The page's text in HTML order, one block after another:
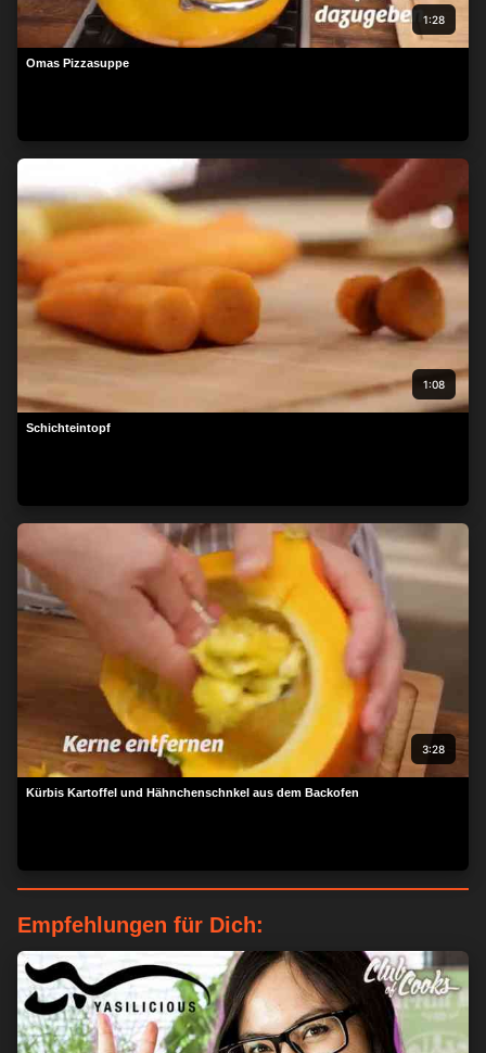
1:28
Omas Pizzasuppe
1:08
Schichteintopf
3:28
Kürbis Kartoffel und Hähnchenschnkel aus dem Backofen
Empfehlungen für Dich: